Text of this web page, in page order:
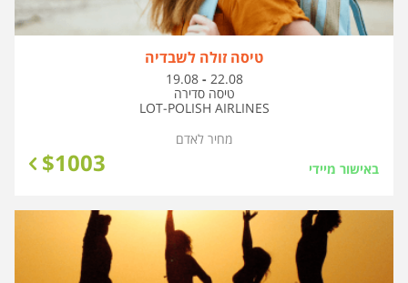
טיסה זולה לשבדיה
בין
התאריכים,
19.08 - 22.08
טיסה סדירה
LOT-POLISH AIRLINES
באישור מיידי $1003
מחיר לאדם